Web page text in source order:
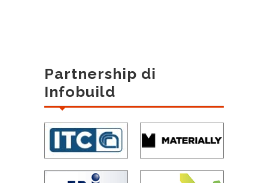
Partnership di
Infobuild